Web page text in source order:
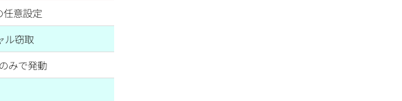
任意設定
ル窃取
みで発動